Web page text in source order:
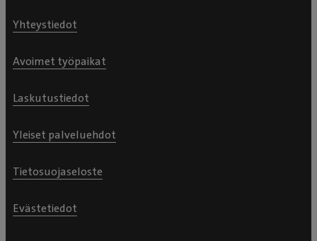
Yhteystiedot
Avoimet työpaikat
Laskutustiedot
Yleiset palveluehdot
Tietosuojaseloste
Evästetiedot